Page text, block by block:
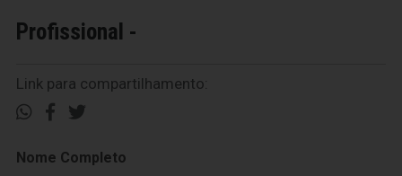
Profissional -
Link para compartilhamento:
Nome Completo